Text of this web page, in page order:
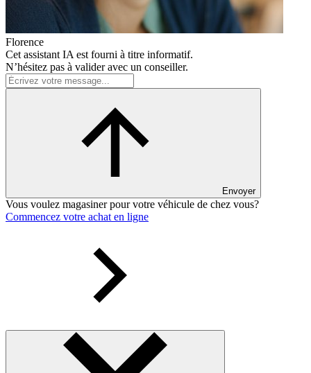
Florence
Cet assistant IA est fourni à titre informatif.
N’hésitez pas à valider avec un conseiller.
Envoyer
Vous voulez magasiner pour votre véhicule de chez vous?
Commencez votre achat en ligne